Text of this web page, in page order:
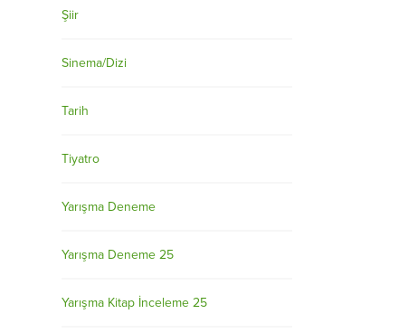
Şiir
Sinema/Dizi
Tarih
Tiyatro
Yarışma Deneme
Yarışma Deneme 25
Yarışma Kitap İnceleme 25